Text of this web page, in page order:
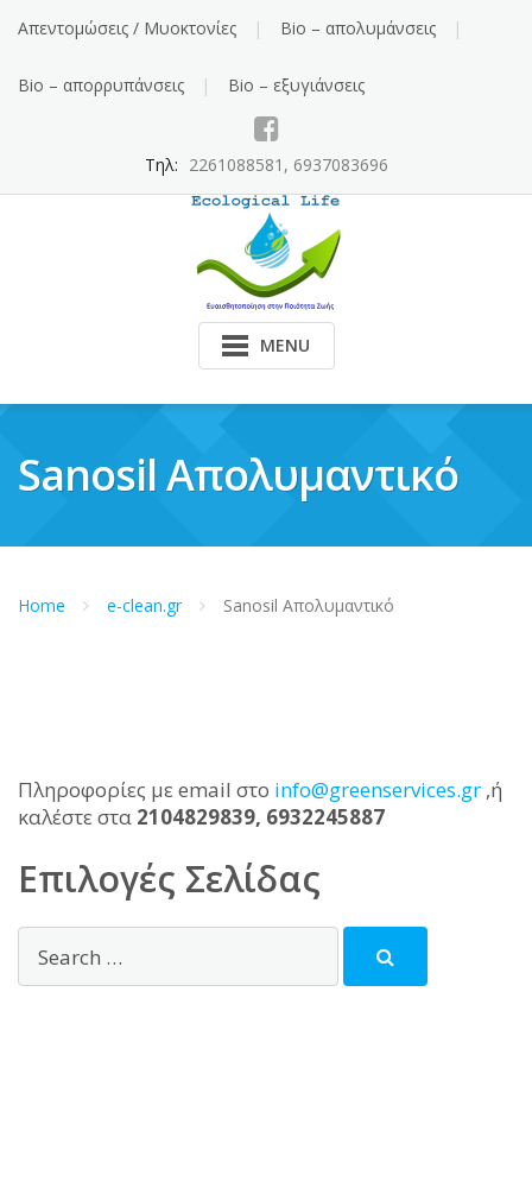
Απεντομώσεις / Μυοκτονίες Bio – απολυμάνσεις
Bio – απορρυπάνσεις Bio – εξυγιάνσεις
Τηλ: 2261088581, 6937083696
MENU
Sanosil Απολυμαντικό
Home e-clean.gr Sanosil Απολυμαντικό
Πληροφορίες με email στο info@greenservices.gr ,ή
καλέστε στα 2104829839, 6932245887
Επιλογές Σελίδας